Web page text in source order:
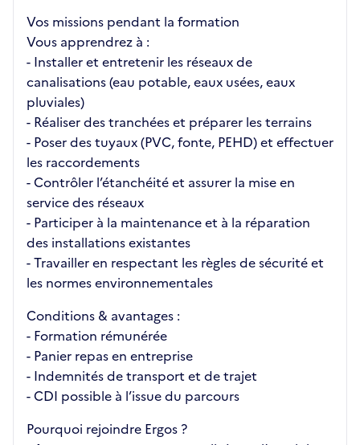
Vos missions pendant la formation
Vous apprendrez à :
- Installer et entretenir les réseaux de
canalisations (eau potable, eaux usées, eaux
pluviales)
- Réaliser des tranchées et préparer les terrains
- Poser des tuyaux (PVC, fonte, PEHD) et effectuer
les raccordements
- Contrôler l’étanchéité et assurer la mise en
service des réseaux
- Participer à la maintenance et à la réparation
des installations existantes
- Travailler en respectant les règles de sécurité et
les normes environnementales
Conditions & avantages :
- Formation rémunérée
- Panier repas en entreprise
- Indemnités de transport et de trajet
- CDI possible à l’issue du parcours
Pourquoi rejoindre Ergos ?